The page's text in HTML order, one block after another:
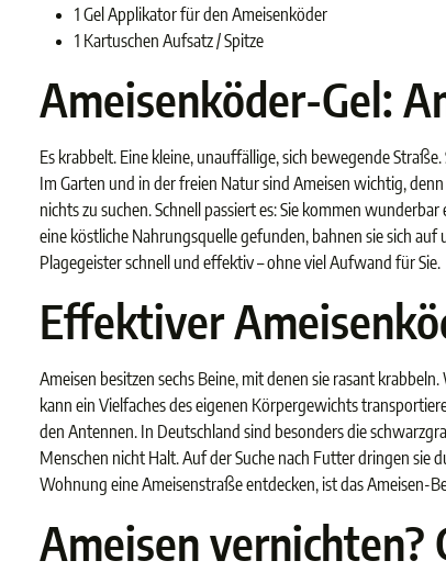
1 Gel Applikator für den Ameisenköder
1 Kartuschen Aufsatz / Spitze
Ameisenköder-Gel:
Es krabbelt. Eine kleine, unauffällige, sich bewegende
Im Garten und in der freien Natur sind Ameisen wichtig,
nichts zu suchen. Schnell passiert es: Sie kommen
eine köstliche Nahrungsquelle gefunden, bahnen sie sich
Plagegeister schnell und effektiv – ohne viel Aufwand für Sie.
Effektiver
Ameisen besitzen sechs Beine, mit denen sie rasant
kann ein Vielfaches des eigenen Körpergewichts
den Antennen. In Deutschland sind besonders die
Menschen nicht Halt. Auf der Suche nach Futter dringen sie
Wohnung eine Ameisenstraße entdecken, ist das Ameisen-
Ameisen vernichten?